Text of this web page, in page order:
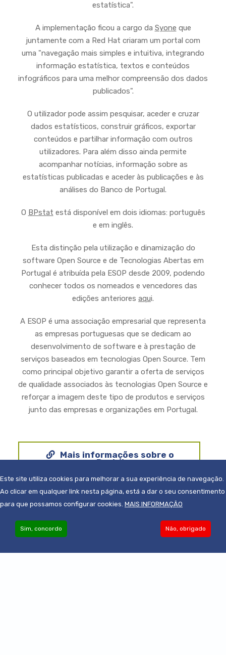
estatística".
A implementação ficou a cargo da Syone que
juntamente com a Red Hat criaram um portal com
uma "navegação mais simples e intuitiva, integrando
informação estatística, textos e conteúdos
infográficos para uma melhor compreensão dos dados
publicados".
O utilizador pode assim pesquisar, aceder e cruzar
dados estatísticos, construir gráficos, exportar
conteúdos e partilhar informação com outros
utilizadores. Para além disso ainda permite
acompanhar notícias, informação sobre as
estatísticas publicadas e aceder às publicações e às
análises do Banco de Portugal.
O BPstat está disponível em dois idiomas: português
e em inglês.
Esta distinção pela utilização e dinamização do
software Open Source e de Tecnologias Abertas em
Portugal é atribuída pela ESOP desde 2009, podendo
conhecer todos os nomeados e vencedores das
edições anteriores aqui.
A ESOP é uma associação empresarial que representa
as empresas portuguesas que se dedicam ao
desenvolvimento de software e à prestação de
serviços baseados em tecnologias Open Source. Tem
como principal objetivo garantir a oferta de serviços
de qualidade associados às tecnologias Open Source e
reforçar a imagem deste tipo de produtos e serviços
junto das empresas e organizações em Portugal.
Mais informações sobre o
Portal
Este site utiliza cookies para melhorar a sua experiência de navegação.
Ao clicar em qualquer link nesta página, está a dar o seu consentimento
para que possamos configurar cookies. MAIS INFORMAÇÃO
Não, obrigado
Sim, concordo